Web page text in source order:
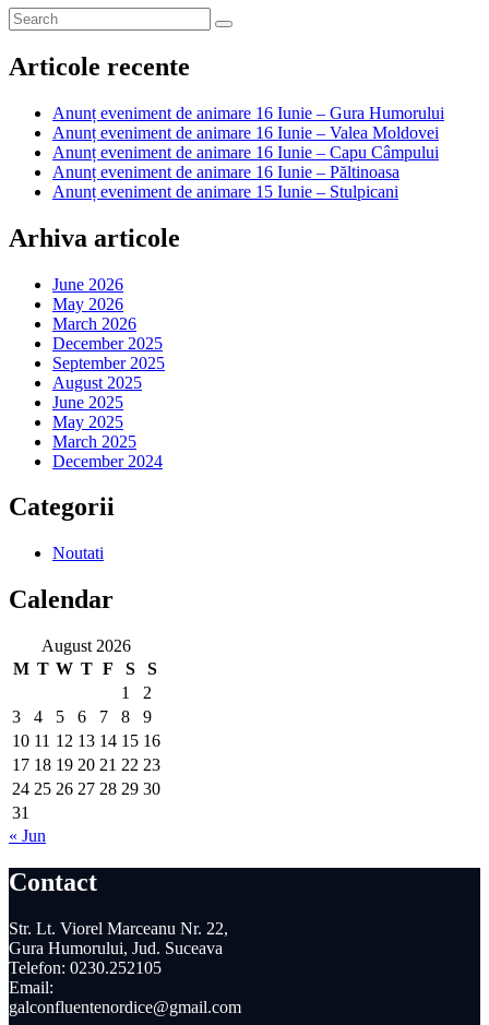
Articole recente
Anunț eveniment de animare 16 Iunie – Gura Humorului
Anunț eveniment de animare 16 Iunie – Valea Moldovei
Anunț eveniment de animare 16 Iunie – Capu Câmpului
Anunț eveniment de animare 16 Iunie – Păltinoasa
Anunț eveniment de animare 15 Iunie – Stulpicani
Arhiva articole
June 2026
May 2026
March 2026
December 2025
September 2025
August 2025
June 2025
May 2025
March 2025
December 2024
Categorii
Noutati
Calendar
August 2026
M T W T F S
S
1
2
3
4 5 6 7 8
9
10 11 12 13 14 15 16
17 18 19 20 21 22 23
24 25 26 27 28 29 30
31
« Jun
Contact
Str. Lt. Viorel Marceanu Nr. 22,
Gura Humorului, Jud. Suceava
Telefon: 0230.252105
Email:
galconfluentenordice@gmail.com